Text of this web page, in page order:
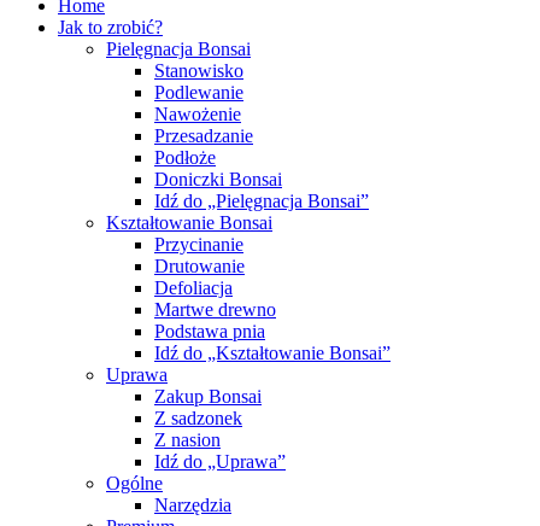
Home
Jak to zrobić?
Pielęgnacja Bonsai
Stanowisko
Podlewanie
Nawożenie
Przesadzanie
Podłoże
Doniczki Bonsai
Idź do „Pielęgnacja Bonsai”
Kształtowanie Bonsai
Przycinanie
Drutowanie
Defoliacja
Martwe drewno
Podstawa pnia
Idź do „Kształtowanie Bonsai”
Uprawa
Zakup Bonsai
Z sadzonek
Z nasion
Idź do „Uprawa”
Ogólne
Narzędzia